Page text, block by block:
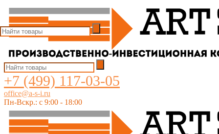
+7 (499) 117-03-05
office@a-s-i.ru
Пн-Вскр.: c 9:00 - 18:00